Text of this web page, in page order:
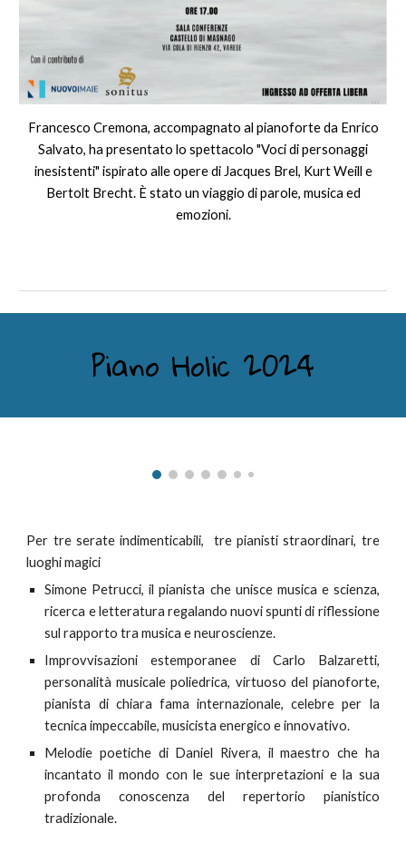
Francesco Cremona, accompagnato al pianoforte da Enrico
Salvato, ha presentato lo spettacolo "Voci di personaggi
inesistenti" ispirato alle opere di Jacques Brel, Kurt Weill e
Bertolt Brecht. È stato un viaggio di parole, musica ed
emozioni.
Piano Holic 2024
Per tre serate indimenticabili, tre pianisti straordinari, tre
luoghi magici
Simone Petrucci, il pianista che unisce musica e scienza,
ricerca e letteratura regalando nuovi spunti di riflessione
sul rapporto tra musica e neuroscienze.
Improvvisazioni estemporanee di Carlo Balzaretti,
personalità musicale poliedrica, virtuoso del pianoforte,
pianista di chiara fama internazionale, celebre per la
tecnica impeccabile, musicista energico e innovativo.
Melodie poetiche di Daniel Rivera, il maestro che ha
incantato il mondo con le sue interpretazioni e la sua
profonda conoscenza del repertorio pianistico
tradizionale.